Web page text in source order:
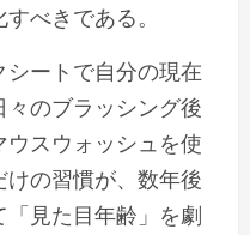
べきである。
ートで自分の現在
のブラッシング後
スウォッシュを使
の習慣が、数年後
見た目年齢」を劇